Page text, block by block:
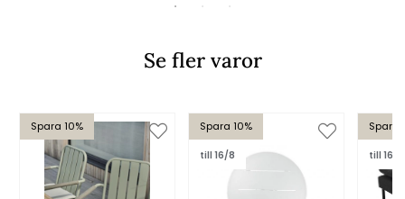
Se fler varor
Spara 10% Spara 10%
till 16/8
Spara
till 16/8